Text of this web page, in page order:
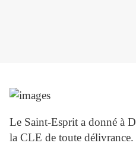
Le Saint-Esprit a donné à
la CLE de toute délivrance.